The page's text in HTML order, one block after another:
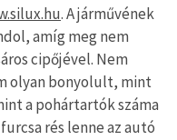
. A járművének
amíg meg nem
cipőjével. Nem
olyan bonyolult, mint
a pohártartók száma
rés lenne az autó